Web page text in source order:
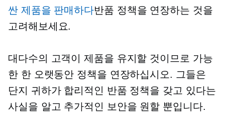
싼 제품을 판매하다반품 정책을 연장하는 것을
고려해보세요.
대다수의 고객이 제품을 유지할 것이므로 가능
한 한 오랫동안 정책을 연장하십시오. 그들은
단지 귀하가 합리적인 반품 정책을 갖고 있다는
사실을 알고 추가적인 보안을 원할 뿐입니다.